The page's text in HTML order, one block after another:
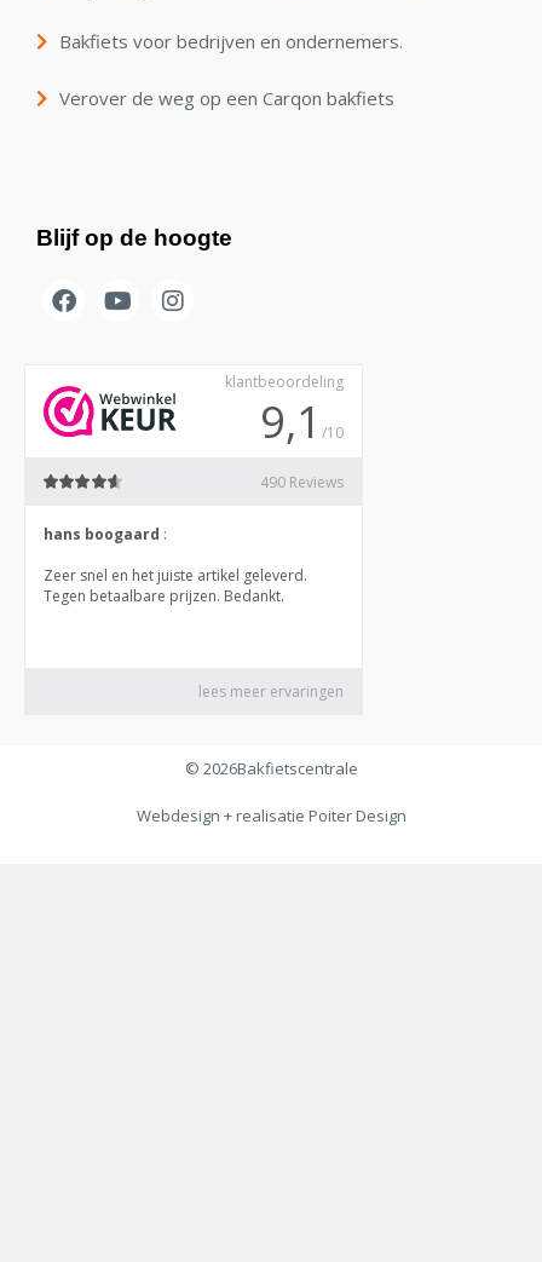
Bakfiets voor bedrijven en ondernemers.
Verover de weg op een Carqon bakfiets
Blijf op de hoogte
© 2026Bakfietscentrale
Webdesign + realisatie Poiter Design